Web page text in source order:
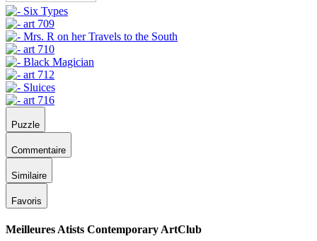
Puzzle
Commentaire
Similaire
Favoris
Meilleures Atists Contemporary ArtClub